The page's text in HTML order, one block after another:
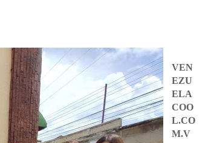
VEN
EZU
ELA
COO
L.CO
M.V